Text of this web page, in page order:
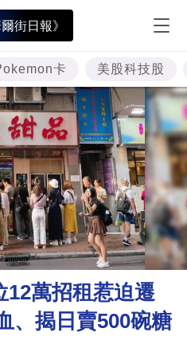
街日報》
卡 美股科技股
12萬招租惹迫遷
、揭日賣500碗糖